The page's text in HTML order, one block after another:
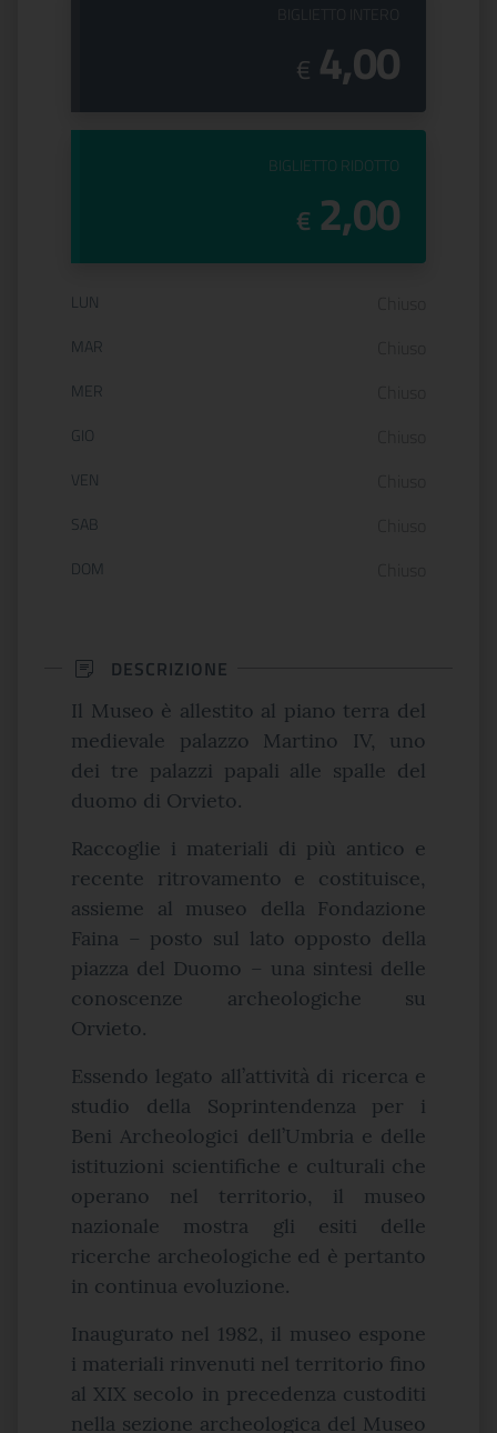
€ 4,00
PREZZO DEL
BIGLIETTO RIDOTTO
€ 2,00
Orario di apertura:
LUN
MAR
MER
GIO
VEN
SAB
DOM
DESCRIZIONE
Il Museo è allestito al piano terra del
medievale palazzo Martino IV, uno
dei tre palazzi papali alle spalle del
duomo di Orvieto.
Raccoglie i materiali di più antico e
recente ritrovamento e costituisce,
assieme al museo della Fondazione
Faina – posto sul lato opposto della
piazza del Duomo – una sintesi delle
conoscenze archeologiche su
Orvieto.
Essendo legato all’attività di ricerca e
studio della Soprintendenza per i
Beni Archeologici dell’Umbria e delle
istituzioni scientifiche e culturali che
operano nel territorio, il museo
nazionale mostra gli esiti delle
ricerche archeologiche ed è pertanto
in continua evoluzione.
Inaugurato nel 1982, il museo espone
i materiali rinvenuti nel territorio fino
al XIX secolo in precedenza custoditi
nella sezione archeologica del Museo